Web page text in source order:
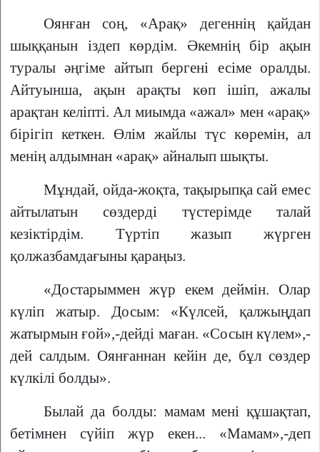
Оянған соң, «Арақ» дегеннің қайдан
шыққанын іздеп көрдім. Әкемнің бір ақын
туралы әңгіме айтып бергені есіме оралды.
Айтуынша, ақын арақты көп ішіп, ажалы
арақтан келіпті. Ал миымда «ажал» мен «арақ»
бірігіп кеткен. Өлім жайлы түс көремін, ал
менің алдымнан «арақ» айналып шықты.
Мұндай, ойда-жоқта, тақырыпқа сай емес
айтылатын сөздерді түстерімде талай
кезіктірдім. Түртіп жазып жүрген
қолжазбамдағыны қараңыз.
«Достарыммен жүр екем деймін. Олар
күліп жатыр. Досым: «Күлсей, қалжыңдап
жатырмын ғой»,-дейді маған. «Сосын күлем»,-
дей салдым. Оянғаннан кейін де, бұл сөздер
күлкілі болды».
Былай да болды: мамам мені құшақтап,
бетімнен сүйіп жүр екен... «Мамам»,-деп